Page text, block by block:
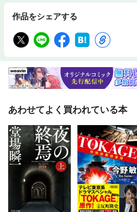
作品をシェアする
あわせてよく買われている本